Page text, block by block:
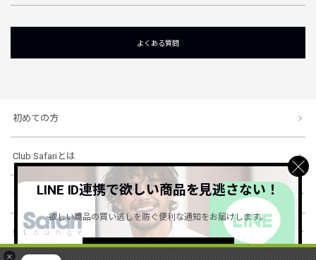
×
よくある質問
初めての方
Club Safariとは
ショッピングガイド
会社概要・規約
LINE ID連携で欲しい商品を見逃さない！
欲しい商品の買い逃しを防ぐ便利な通知をお届けします。
詳しくはこちら ＞